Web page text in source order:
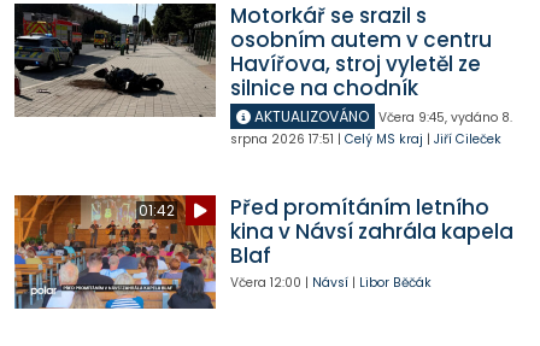
Motorkář se srazil s
osobním autem v centru
Havířova, stroj vyletěl ze
silnice na chodník
AKTUALIZOVÁNO Včera 9:45, vydáno 8.
srpna 2026 17:51 | Celý MS kraj | Jiří Cileček
01:42
Před promítáním letního
kina v Návsí zahrála kapela
Blaf
Včera 12:00 | Návsí| Libor Běčák